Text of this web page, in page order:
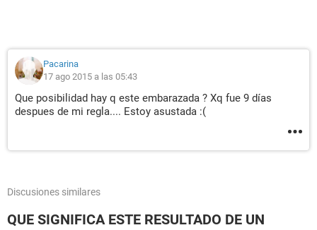
Pacarina
17 ago 2015 a las 05:43
Que posibilidad hay q este embarazada ? Xq fue 9 días
despues de mi regla.... Estoy asustada :(
Discusiones similares
QUE SIGNIFICA ESTE RESULTADO DE UN